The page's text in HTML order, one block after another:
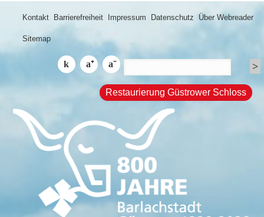
Kontakt Barrierefreiheit Impressum Datenschutz Über Webreader
Sitemap
Restaurierung Güstrower Schloss